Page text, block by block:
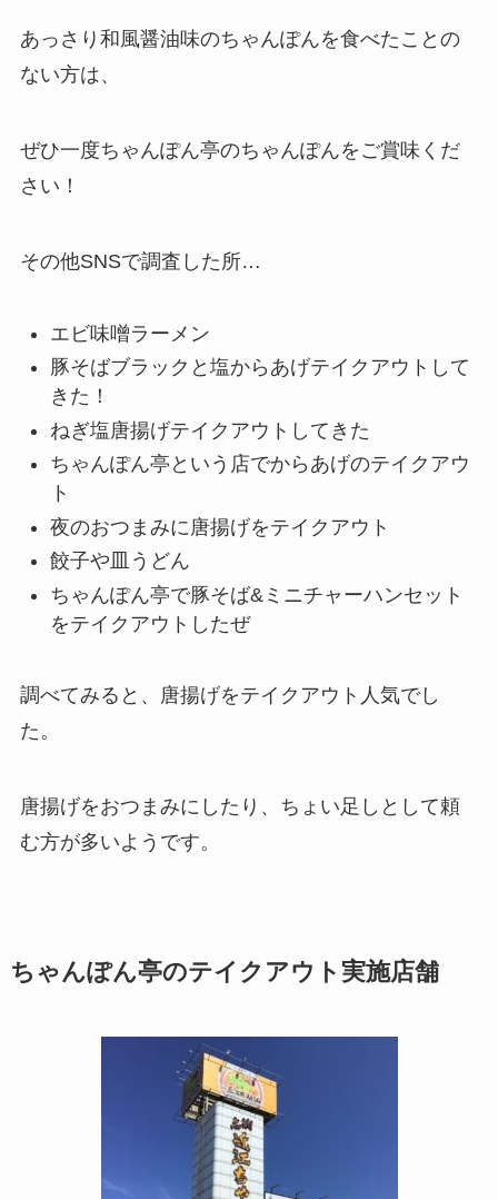
あっさり和風醤油味のちゃんぽんを食べたことの
ない方は、
ぜひ一度ちゃんぽん亭のちゃんぽんをご賞味くだ
さい！
その他SNSで調査した所…
エビ味噌ラーメン
豚そばブラックと塩からあげテイクアウトして
きた！
ねぎ塩唐揚げテイクアウトしてきた
ちゃんぽん亭という店でからあげのテイクアウ
ト
夜のおつまみに唐揚げをテイクアウト
餃子や皿うどん
ちゃんぽん亭で豚そば&ミニチャーハンセット
をテイクアウトしたぜ
調べてみると、唐揚げをテイクアウト人気でし
た。
唐揚げをおつまみにしたり、ちょい足しとして頼
む方が多いようです。
ちゃんぽん亭のテイクアウト実施店舗